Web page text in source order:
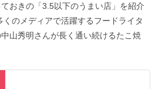
おきの「3.5以下のうまい店」を紹介
のメディアで活躍するフードライタ
山秀明さんが長く通い続けるたこ焼